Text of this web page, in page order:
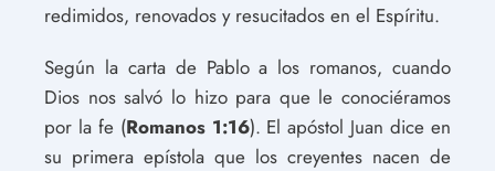
redimidos, renovados y resucitados en el Espíritu.
Según la carta de Pablo a los romanos, cuando
Dios nos salvó lo hizo para que le conociéramos
por la fe (Romanos 1:16). El apóstol Juan dice en
su primera epístola que los creyentes nacen de